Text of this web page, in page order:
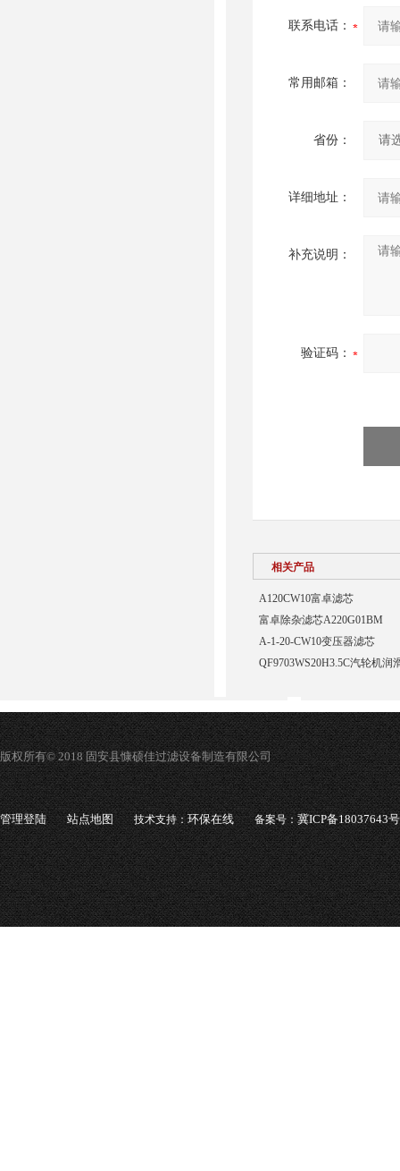
联系电话：
常用邮箱：
省份：
详细地址：
补充说明：
验证码：
相关产品
A120CW10富卓滤芯
富卓除杂滤芯A220G01BM
A-1-20-CW10变压器滤芯
QF9703WS20H3.5C汽轮机润
版权所有© 2018 固安县慷硕佳过滤设备制造有限公司
管理登陆 站点地图 技术支持：环保在线 备案号：冀ICP备18037643